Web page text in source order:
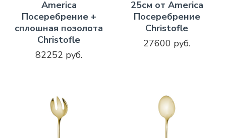
America
Посеребрение +
сплошная позолота
Christofle
82252 руб.
25см от America
Посеребрение
Christofle
27600 руб.